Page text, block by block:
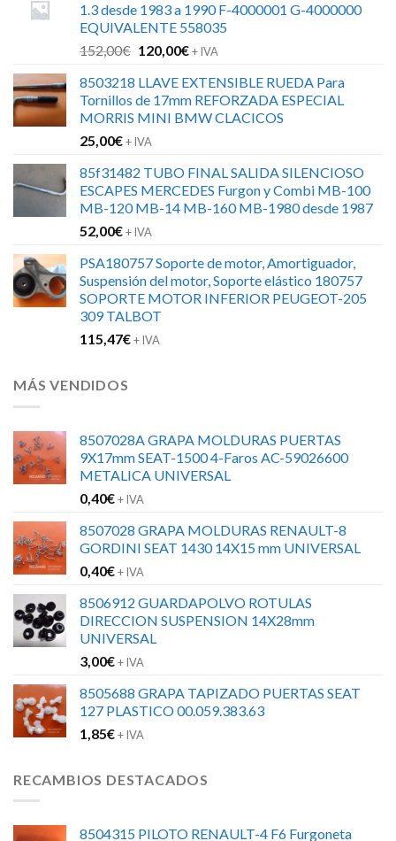
1.3 desde 1983 a 1990 F-4000001 G-4000000
EQUIVALENTE 558035
152,00€ El
original
era:
152,00€.
120,00€El
actual
es:
120,00€.
+ IVA
8503218 LLAVE EXTENSIBLE RUEDA Para
Tornillos de 17mm REFORZADA ESPECIAL
MORRIS MINI BMW CLACICOS
25,00€+ IVA
85f31482 TUBO FINAL SALIDA SILENCIOSO
ESCAPES MERCEDES Furgon y Combi MB-100
MB-120 MB-14 MB-160 MB-1980 desde 1987
52,00€+ IVA
PSA180757 Soporte de motor, Amortiguador,
Suspensión del motor, Soporte elástico 180757
SOPORTE MOTOR INFERIOR PEUGEOT-205
309 TALBOT
115,47€+ IVA
MÁS VENDIDOS
8507028A GRAPA MOLDURAS PUERTAS
9X17mm SEAT-1500 4-Faros AC-59026600
METALICA UNIVERSAL
0,40€+ IVA
8507028 GRAPA MOLDURAS RENAULT-8
GORDINI SEAT 1430 14X15 mm UNIVERSAL
0,40€+ IVA
8506912 GUARDAPOLVO ROTULAS
DIRECCION SUSPENSION 14X28mm
UNIVERSAL
3,00€+ IVA
8505688 GRAPA TAPIZADO PUERTAS SEAT
127 PLASTICO 00.059.383.63
1,85€+ IVA
RECAMBIOS DESTACADOS
8504315 PILOTO RENAULT-4 F6 Furgoneta